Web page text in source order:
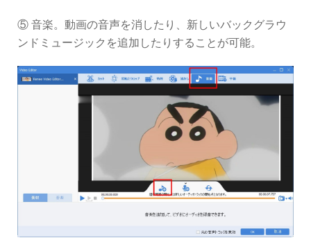
⑤ 音楽。動画の音声を消したり、新しいバックグラウ
ンドミュージックを追加したりすることが可能。